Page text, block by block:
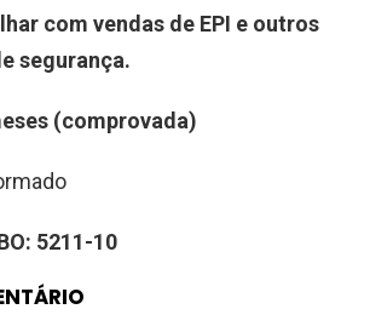
com vendas de EPI e outros
segurança.
(comprovada)
5211-10